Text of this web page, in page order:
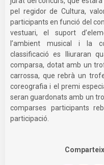
pel regidor de Cultura,
participants en funció del
vestuari, el suport
l’ambient musical i la
classificació es lliuraran
comparsa, dotat amb un
carrossa, que rebrà un
coreografia i el premi
seran guardonats amb un
comparses participants
participació.